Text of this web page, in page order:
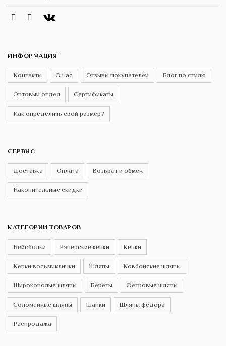
InstagramTelegramVK
ИНФОРМАЦИЯ
Контакты О нас Отзывы покупателей Блог по стилю
Оптовый отдел Сертификаты
Как определить свой размер?
СЕРВИС
Доставка Оплата Возврат и обмен
Накопительные скидки
КАТЕГОРИИ ТОВАРОВ
Бейсболки Рэперские кепки Кепки
Кепки восьмиклинки Шляпы Ковбойские шляпы
Широкополые шляпы Береты Фетровые шляпы
Соломенные шляпы Шапки Шляпы федора
Распродажа